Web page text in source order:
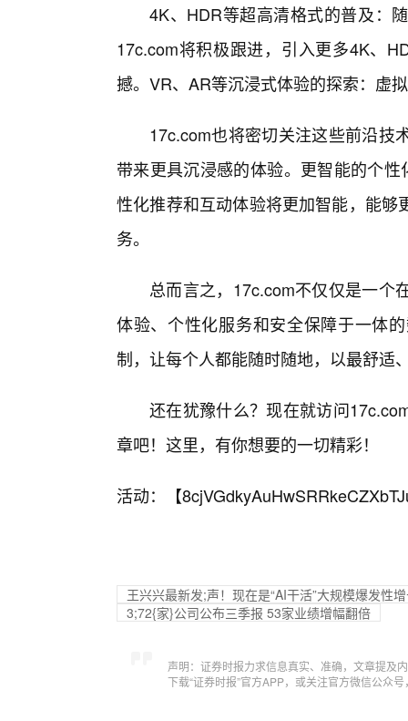
4K、HDR等超高清格式的普及：
17c.com将积极跟进，引入更多4K、
撼。VR、AR等沉浸式体验的探索：虚
17c.com也将密切关注这些前沿技
带来更具沉浸感的体验。更智能的个
性化推荐和互动体验将更加智能，能
务。
总而言之，17c.com不仅仅是一个
体验、个性化服务和安全保障于一体
制，让每个人都能随时随地，以最舒适
还在犹豫什么？现在就访问
章吧！这里，有你想要的一切精彩！
活动：【
王兴兴最新发;声！现在是“AI干活”大规模爆发性
3;72{家}公司公布三季报 53家业绩增幅翻倍
声明：证券时报力求信息真实、准确，文章提及
下载“证券时报”官方APP，或关注官方微信公众